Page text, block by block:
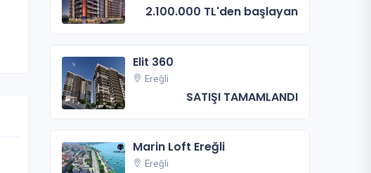
2.100.000 TL'den başlayan
Elit 360
Ereğli
SATIŞI TAMAMLANDI
Marin Loft Ereğli
Ereğli